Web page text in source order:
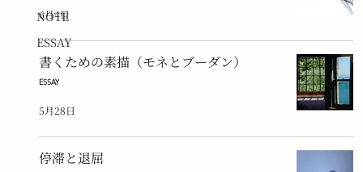
NOTE
ESSAY
6月4日
書くための素描（モネとブーダン）
ESSAY
5月28日
停滞と退屈